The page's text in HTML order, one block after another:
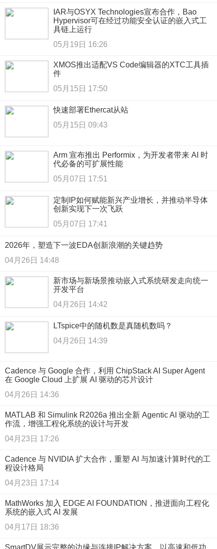
IAR与OSYX Technologies宣布合作，Bao
Hypervisor可在经过功能安全认证的嵌入式工
具链上运行
05月19日 16:26
XMOS推出适配VS Code编辑器的XTC工具插
件
05月15日 17:50
快速部署Ethercat从站
05月15日 09:43
Arm 宣布推出 Performix，为开发者带来 AI 时
代必备的可扩展性能
05月07日 17:51
定制IP如何赋能新兴产业增长，并推动半导体
创新实现下一次飞跃
05月07日 17:41
2026年，塑造下一波EDA创新浪潮的关键趋势
04月26日 14:48
新市场与新场景推动嵌入式系统研发走向统一
开发平台
04月26日 14:42
LTspice中的随机数是真随机数吗？
04月26日 14:39
Cadence 与 Google 合作，利用 ChipStack AI Super Agent
在 Google Cloud 上扩展 AI 驱动的芯片设计
04月26日 14:36
MATLAB 和 Simulink R2026a 推出全新 Agentic AI 驱动的工
作流，增强工程化系统的设计与开发
04月23日 17:26
Cadence 与 NVIDIA 扩大合作，重塑 AI 与加速计算时代的工
程设计格局
04月23日 17:14
MathWorks 加入 EDGE AI FOUNDATION，推进面向工程化
系统的嵌入式 AI 发展
04月17日 18:36
SmartDV展示完整的边缘与连接IP解决方案，以高速和低功